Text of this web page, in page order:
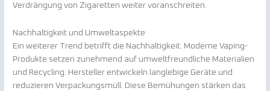
Verdrängung von Zigaretten weiter voranschreiten.
Nachhaltigkeit und Umweltaspekte
Ein weiterer Trend betrifft die Nachhaltigkeit. Moderne Vaping-
Produkte setzen zunehmend auf umweltfreundliche Materialien
und Recycling. Hersteller entwickeln langlebige Geräte und
reduzieren Verpackungsmüll. Diese Bemühungen stärken das